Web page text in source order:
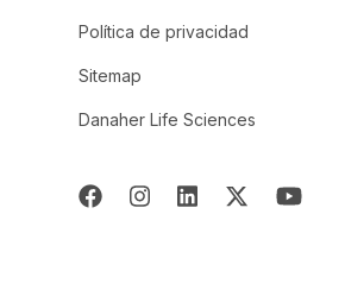
Política de privacidad
Sitemap
Danaher Life Sciences